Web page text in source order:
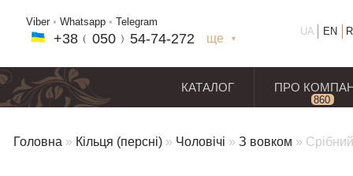
Viber • Whatsapp • Telegram
+38﹙ 050 ﹚54-74-272 ще
+38(068) 97
UA EN
КАТАЛОГ ПРО
860
Головна » Кільця (персні) » Чоловічі » З вовком »